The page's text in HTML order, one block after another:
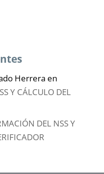
Herrera en
Y CÁLCULO DEL
DEL NSS Y